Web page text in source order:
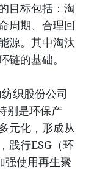
目标包括：淘
周期、合理回
源。其中淘汰
链的基础。
织股份公司
别是环保产
元化，形成从
践行ESG（环
强使用再生聚